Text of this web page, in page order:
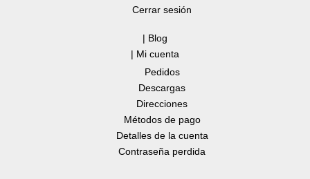
Cerrar sesión
| Blog
| Mi cuenta
Pedidos
Descargas
Direcciones
Métodos de pago
Detalles de la cuenta
Contraseña perdida